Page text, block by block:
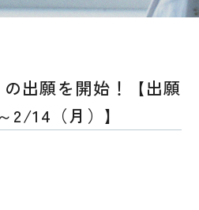
出願を開始！【出願
2/14（月）】